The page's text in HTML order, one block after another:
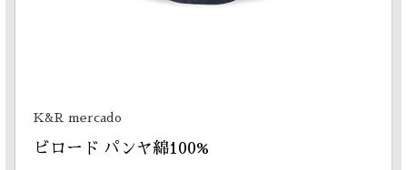
K&R mercado
ビロード パンヤ綿100%